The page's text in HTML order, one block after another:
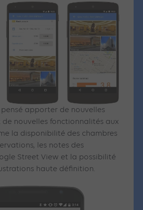
apporter de nouvelles
nouvelles fonctionnalités aux
la disponibilité des chambres
les notes des
Street View et la possibilité
haute définition.